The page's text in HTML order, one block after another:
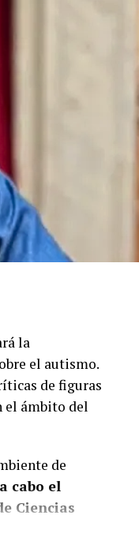
la
el autismo.
de figuras
el ámbito del
de
cabo el
Ciencias